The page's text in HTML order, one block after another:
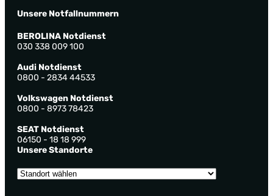
Unsere Notfallnummern
BEROLINA Notdienst
030 338 009 100
Audi Notdienst
0800 - 2834 44533
Volkswagen Notdienst
0800 - 8973 78423
SEAT Notdienst
06150 - 18 18 999
Unsere Standorte